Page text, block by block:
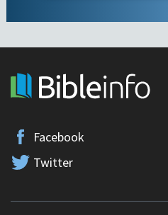
Facebook
Twitter